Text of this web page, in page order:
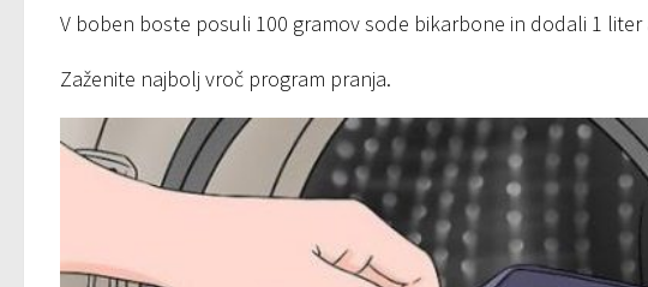
V boben boste posuli 100 gramov sode bikarbone in dodali 1
Zaženite najbolj vroč program pranja.